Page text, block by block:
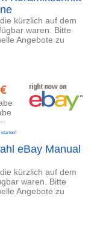
kürzlich auf dem
waren. Bitte
Angebote zu
€
starten!
eBay Manual
kürzlich auf dem
waren. Bitte
Angebote zu